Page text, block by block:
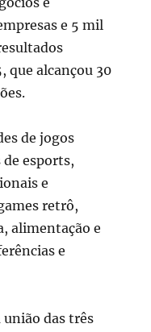
e 5 mil
que alcançou 30
de jogos
esports,
e
retrô,
alimentação e
e
união das três